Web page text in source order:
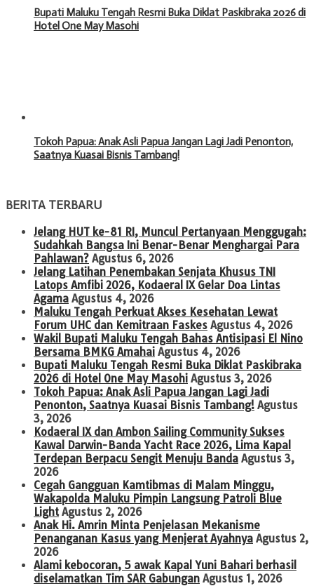
Bupati Maluku Tengah Resmi Buka Diklat Paskibraka 2026 di
Hotel One May Masohi
Tokoh Papua: Anak Asli Papua Jangan Lagi Jadi Penonton,
Saatnya Kuasai Bisnis Tambang!
BERITA TERBARU
Jelang HUT ke-81 RI, Muncul Pertanyaan Menggugah:
Sudahkah Bangsa Ini Benar-Benar Menghargai Para
Pahlawan? Agustus 6, 2026
Jelang Latihan Penembakan Senjata Khusus TNI
Latops Amfibi 2026, Kodaeral IX Gelar Doa Lintas
Agama Agustus 4, 2026
Maluku Tengah Perkuat Akses Kesehatan Lewat
Forum UHC dan Kemitraan Faskes Agustus 4, 2026
Wakil Bupati Maluku Tengah Bahas Antisipasi El Nino
Bersama BMKG Amahai Agustus 4, 2026
Bupati Maluku Tengah Resmi Buka Diklat Paskibraka
2026 di Hotel One May Masohi Agustus 3, 2026
Tokoh Papua: Anak Asli Papua Jangan Lagi Jadi
Penonton, Saatnya Kuasai Bisnis Tambang! Agustus
3, 2026
Kodaeral IX dan Ambon Sailing Community Sukses
Kawal Darwin-Banda Yacht Race 2026, Lima Kapal
Terdepan Berpacu Sengit Menuju Banda Agustus 3,
2026
Cegah Gangguan Kamtibmas di Malam Minggu,
Wakapolda Maluku Pimpin Langsung Patroli Blue
Light Agustus 2, 2026
Anak Hi. Amrin Minta Penjelasan Mekanisme
Penanganan Kasus yang Menjerat Ayahnya Agustus 2,
2026
Alami kebocoran, 5 awak Kapal Yuni Bahari berhasil
diselamatkan Tim SAR Gabungan Agustus 1, 2026